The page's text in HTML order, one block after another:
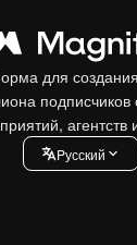
для
подписчиков
агентств
Pусский